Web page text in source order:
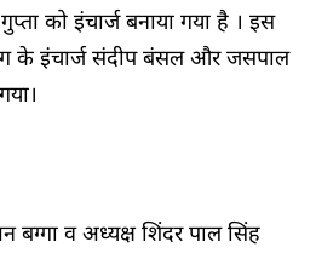
को इंचार्ज बनाया गया है । इस
के इंचार्ज संदीप बंसल और जसपाल
व अध्यक्ष शिंदर पाल सिंह